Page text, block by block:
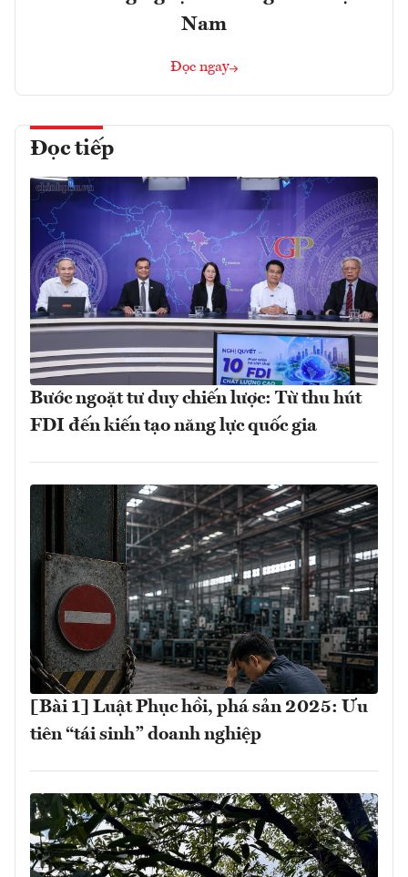
Nam
Đọc ngay
Đọc tiếp
Bước ngoặt tư duy chiến lược: Từ thu hút
FDI đến kiến tạo năng lực quốc gia
[Bài 1] Luật Phục hồi, phá sản 2025: Ưu
tiên “tái sinh” doanh nghiệp